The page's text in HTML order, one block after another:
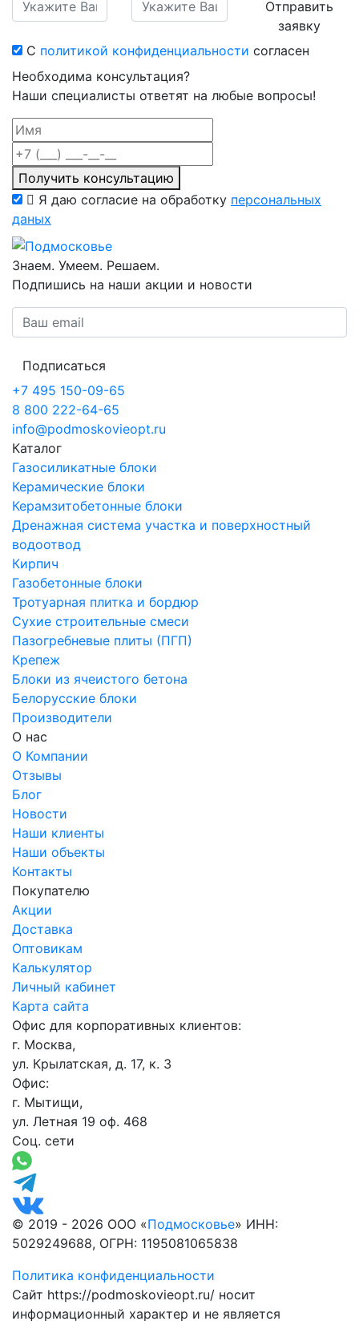
Отправить
заявку
С политикой конфиденциальности согласен
Необходима консультация?
Наши специалисты ответят на любые вопросы!
Получить консультацию
Я даю согласие на обработку персональных
даных
Знаем. Умеем. Решаем.
Подпишись на наши акции и новости
Подписаться
+7 495 150-09-65
8 800 222-64-65
info@podmoskovieopt.ru
Каталог
Газосиликатные блоки
Керамические блоки
Керамзитобетонные блоки
Дренажная система участка и поверхностный
водоотвод
Кирпич
Газобетонные блоки
Тротуарная плитка и бордюр
Сухие строительные смеси
Пазогребневые плиты (ПГП)
Крепеж
Блоки из ячеистого бетона
Белорусские блоки
Производители
О нас
О Компании
Отзывы
Блог
Новости
Наши клиенты
Наши объекты
Контакты
Покупателю
Акции
Доставка
Оптовикам
Калькулятор
Личный кабинет
Карта сайта
Офис для корпоративных клиентов:
г. Москва,
ул. Крылатская, д. 17, к. 3
Офис:
г. Мытищи,
ул. Летная 19 оф. 468
Соц. сети
© 2019 - 2026 ООО «Подмосковье» ИНН:
5029249688, ОГРН: 1195081065838
Политика конфиденциальности
Сайт https://podmoskovieopt.ru/ носит
информационный характер и не является